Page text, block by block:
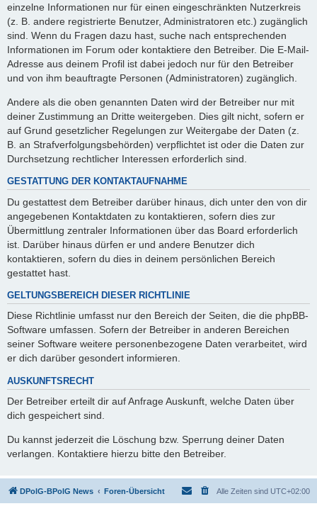
einzelne Informationen nur für einen eingeschränkten Nutzerkreis
(z. B. andere registrierte Benutzer, Administratoren etc.) zugänglich
sind. Wenn du Fragen dazu hast, suche nach entsprechenden
Informationen im Forum oder kontaktiere den Betreiber. Die E-Mail-
Adresse aus deinem Profil ist dabei jedoch nur für den Betreiber
und von ihm beauftragte Personen (Administratoren) zugänglich.
Andere als die oben genannten Daten wird der Betreiber nur mit
deiner Zustimmung an Dritte weitergeben. Dies gilt nicht, sofern er
auf Grund gesetzlicher Regelungen zur Weitergabe der Daten (z.
B. an Strafverfolgungsbehörden) verpflichtet ist oder die Daten zur
Durchsetzung rechtlicher Interessen erforderlich sind.
GESTATTUNG DER KONTAKTAUFNAHME
Du gestattest dem Betreiber darüber hinaus, dich unter den von dir
angegebenen Kontaktdaten zu kontaktieren, sofern dies zur
Übermittlung zentraler Informationen über das Board erforderlich
ist. Darüber hinaus dürfen er und andere Benutzer dich
kontaktieren, sofern du dies in deinem persönlichen Bereich
gestattet hast.
GELTUNGSBEREICH DIESER RICHTLINIE
Diese Richtlinie umfasst nur den Bereich der Seiten, die die phpBB-
Software umfassen. Sofern der Betreiber in anderen Bereichen
seiner Software weitere personenbezogene Daten verarbeitet, wird
er dich darüber gesondert informieren.
AUSKUNFTSRECHT
Der Betreiber erteilt dir auf Anfrage Auskunft, welche Daten über
dich gespeichert sind.
Du kannst jederzeit die Löschung bzw. Sperrung deiner Daten
verlangen. Kontaktiere hierzu bitte den Betreiber.
DPolG-BPolG News Foren-Übersicht Alle Zeiten sind UTC+02:00